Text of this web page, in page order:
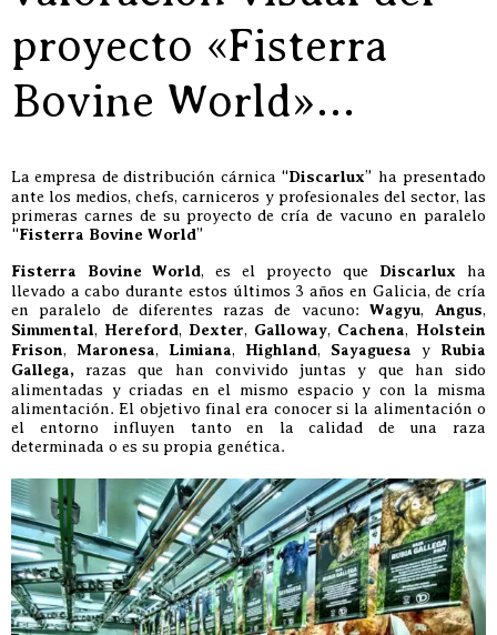
proyecto «Fisterra
Bovine World»…
La empresa de distribución cárnica “Discarlux” ha presentado
ante los medios, chefs, carniceros y profesionales del sector, las
primeras carnes de su proyecto de cría de vacuno en paralelo
“Fisterra Bovine World”
Fisterra Bovine World, es el proyecto que Discarlux ha
llevado a cabo durante estos últimos 3 años en Galicia, de cría
en paralelo de diferentes razas de vacuno: Wagyu, Angus,
Simmental, Hereford, Dexter, Galloway, Cachena, Holstein
Frison, Maronesa, Limiana, Highland, Sayaguesa y Rubia
Gallega, razas que han convivido juntas y que han sido
alimentadas y criadas en el mismo espacio y con la misma
alimentación. El objetivo final era conocer si la alimentación o
el entorno influyen tanto en la calidad de una raza
determinada o es su propia genética.